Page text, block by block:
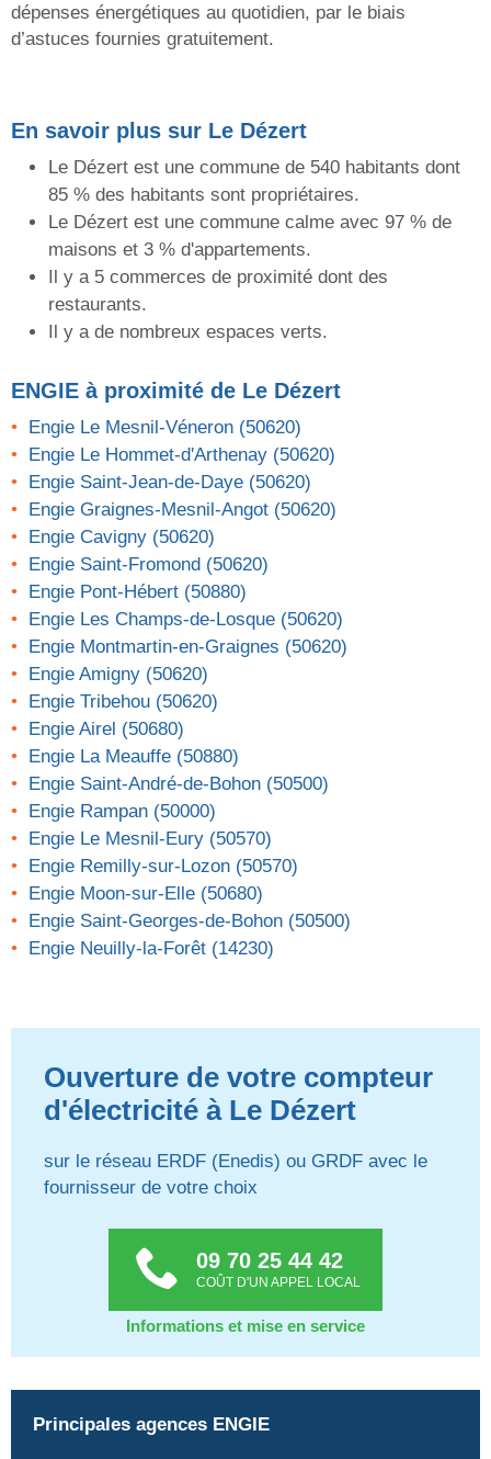
dépenses énergétiques au quotidien, par le biais
d’astuces fournies gratuitement.
En savoir plus sur Le Dézert
Le Dézert est une commune de 540 habitants dont
85 % des habitants sont propriétaires.
Le Dézert est une commune calme avec 97 % de
maisons et 3 % d'appartements.
Il y a 5 commerces de proximité dont des
restaurants.
Il y a de nombreux espaces verts.
ENGIE à proximité de Le Dézert
Engie Le Mesnil-Véneron (50620)
Engie Le Hommet-d'Arthenay (50620)
Engie Saint-Jean-de-Daye (50620)
Engie Graignes-Mesnil-Angot (50620)
Engie Cavigny (50620)
Engie Saint-Fromond (50620)
Engie Pont-Hébert (50880)
Engie Les Champs-de-Losque (50620)
Engie Montmartin-en-Graignes (50620)
Engie Amigny (50620)
Engie Tribehou (50620)
Engie Airel (50680)
Engie La Meauffe (50880)
Engie Saint-André-de-Bohon (50500)
Engie Rampan (50000)
Engie Le Mesnil-Eury (50570)
Engie Remilly-sur-Lozon (50570)
Engie Moon-sur-Elle (50680)
Engie Saint-Georges-de-Bohon (50500)
Engie Neuilly-la-Forêt (14230)
Ouverture de votre compteur
d'électricité à Le Dézert
sur le réseau ERDF (Enedis) ou GRDF avec le
fournisseur de votre choix
09 70 25 44 42
COÛT D'UN APPEL LOCAL
Informations et mise en service
Principales agences ENGIE